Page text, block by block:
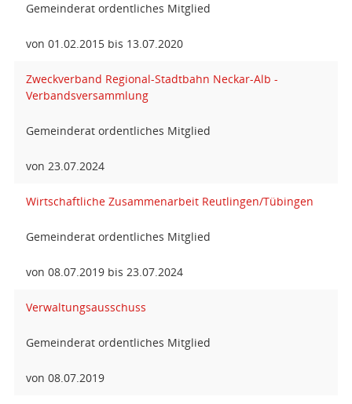
Gemeinderat ordentliches Mitglied
von 01.02.2015 bis 13.07.2020
Zweckverband Regional-Stadtbahn Neckar-Alb -
Verbandsversammlung
Gemeinderat ordentliches Mitglied
von 23.07.2024
Wirtschaftliche Zusammenarbeit Reutlingen/Tübingen
Gemeinderat ordentliches Mitglied
von 08.07.2019 bis 23.07.2024
Verwaltungsausschuss
Gemeinderat ordentliches Mitglied
von 08.07.2019